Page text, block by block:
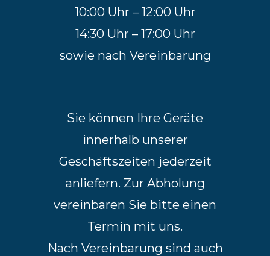
10:00 Uhr – 12:00 Uhr
14:30 Uhr – 17:00 Uhr
sowie nach Vereinbarung
Sie können Ihre Geräte
innerhalb unserer
Geschäftszeiten jederzeit
anliefern. Zur Abholung
vereinbaren Sie bitte einen
Termin mit uns.
Nach Vereinbarung sind auch